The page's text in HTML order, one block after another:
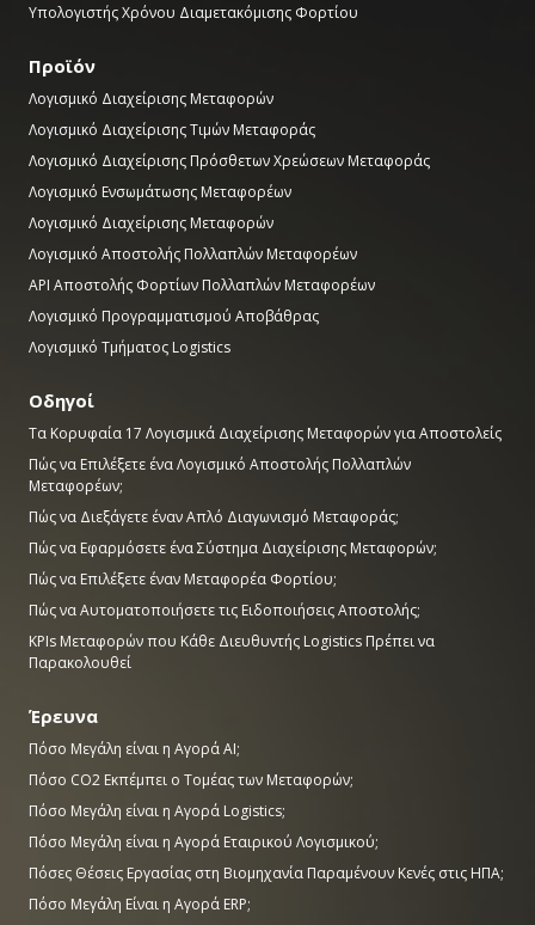
Υπολογιστής Χρόνου Διαμετακόμισης Φορτίου
Προϊόν
Λογισμικό Διαχείρισης Μεταφορών
Λογισμικό Διαχείρισης Τιμών Μεταφοράς
Λογισμικό Διαχείρισης Πρόσθετων Χρεώσεων Μεταφοράς
Λογισμικό Ενσωμάτωσης Μεταφορέων
Λογισμικό Διαχείρισης Μεταφορών
Λογισμικό Αποστολής Πολλαπλών Μεταφορέων
API Αποστολής Φορτίων Πολλαπλών Μεταφορέων
Λογισμικό Προγραμματισμού Αποβάθρας
Λογισμικό Τμήματος Logistics
Οδηγοί
Τα Κορυφαία 17 Λογισμικά Διαχείρισης Μεταφορών για Αποστολείς
Πώς να Επιλέξετε ένα Λογισμικό Αποστολής Πολλαπλών
Μεταφορέων;
Πώς να Διεξάγετε έναν Απλό Διαγωνισμό Μεταφοράς;
Πώς να Εφαρμόσετε ένα Σύστημα Διαχείρισης Μεταφορών;
Πώς να Επιλέξετε έναν Μεταφορέα Φορτίου;
Πώς να Αυτοματοποιήσετε τις Ειδοποιήσεις Αποστολής;
KPIs Μεταφορών που Κάθε Διευθυντής Logistics Πρέπει να
Παρακολουθεί
Έρευνα
Πόσο Μεγάλη είναι η Αγορά AI;
Πόσο CO2 Εκπέμπει ο Τομέας των Μεταφορών;
Πόσο Μεγάλη είναι η Αγορά Logistics;
Πόσο Μεγάλη είναι η Αγορά Εταιρικού Λογισμικού;
Πόσες Θέσεις Εργασίας στη Βιομηχανία Παραμένουν Κενές στις ΗΠΑ;
Πόσο Μεγάλη Είναι η Αγορά ERP;